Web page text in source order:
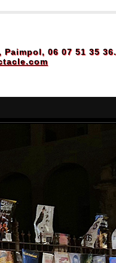
06 07 51 35 36.